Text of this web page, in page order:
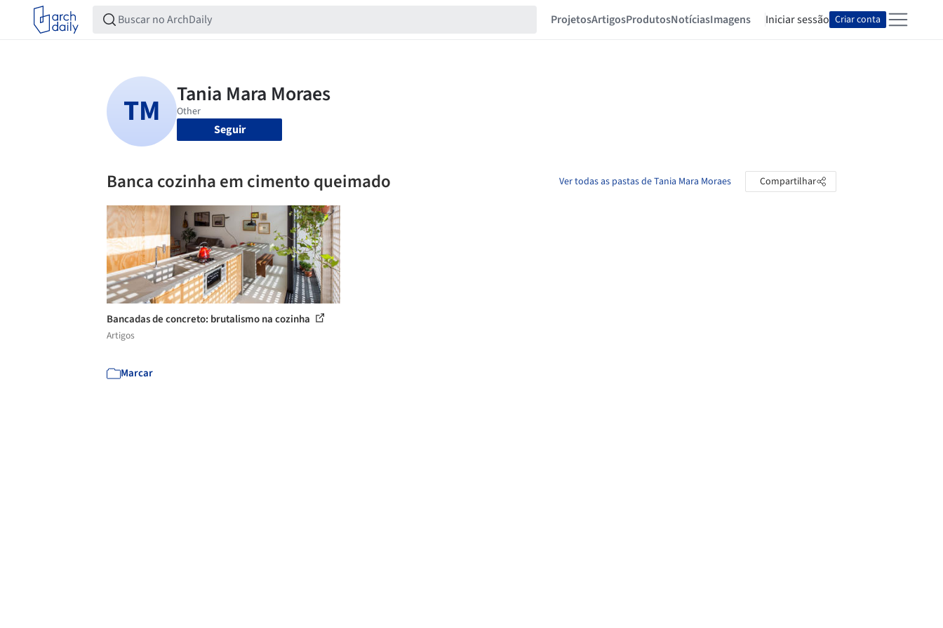
ProjetosArtigosProdutosNotíciasImagens Iniciar sessão Criar conta
Seguir
Banca cozinha em cimento queimado Ver todas as pastas de Tania Mara Moraes Compartilhar
Bancadas de concreto: brutalismo na cozinha
Artigos
Marcar